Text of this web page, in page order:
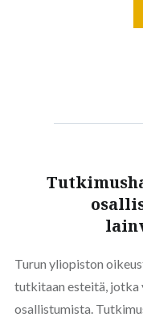
Turun yliopiston
tutkitaan esteitä, jotka
osallistumista.